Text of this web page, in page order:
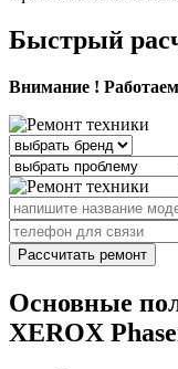
Быстрый
Внимание !
Рассчитать ремонт
Основные
XEROX